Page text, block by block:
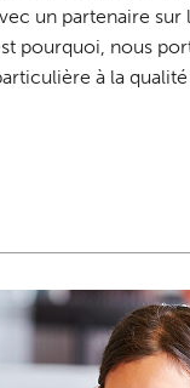
un partenaire sur
pourquoi, nous
à la